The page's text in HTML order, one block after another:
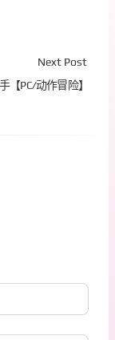
Next Post
【PC/动作冒险】